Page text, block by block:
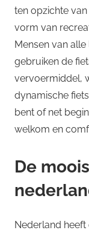
ten opzichte van
vorm van
Mensen van
gebruiken de
vervoermiddel,
dynamische
bent of net
welkom en
De
Nederland